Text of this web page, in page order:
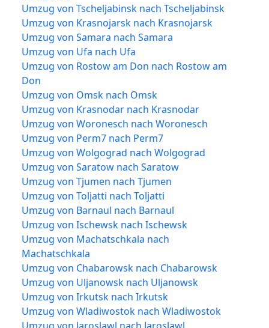
Umzug von Tscheljabinsk nach Tscheljabinsk
Umzug von Krasnojarsk nach Krasnojarsk
Umzug von Samara nach Samara
Umzug von Ufa nach Ufa
Umzug von Rostow am Don nach Rostow am
Don
Umzug von Omsk nach Omsk
Umzug von Krasnodar nach Krasnodar
Umzug von Woronesch nach Woronesch
Umzug von Perm7 nach Perm7
Umzug von Wolgograd nach Wolgograd
Umzug von Saratow nach Saratow
Umzug von Tjumen nach Tjumen
Umzug von Toljatti nach Toljatti
Umzug von Barnaul nach Barnaul
Umzug von Ischewsk nach Ischewsk
Umzug von Machatschkala nach
Machatschkala
Umzug von Chabarowsk nach Chabarowsk
Umzug von Uljanowsk nach Uljanowsk
Umzug von Irkutsk nach Irkutsk
Umzug von Wladiwostok nach Wladiwostok